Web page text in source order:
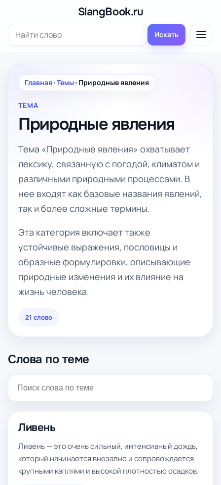
содержимому
SlangBook.ru
Поиск: Искать
Главная•Темы• Природные явления
ТЕМА
Природные явления
Тема «Природные явления» охватывает
лексику, связанную с погодой, климатом и
различными природными процессами. В
нее входят как базовые названия явлений,
так и более сложные термины.
Эта категория включает также
устойчивые выражения, пословицы и
образные формулировки, описывающие
природные изменения и их влияние на
жизнь человека.
21 слово
Слова по теме
Ливень
Ливень — это очень сильный, интенсивный дождь,
который начинается внезапно и сопровождается
крупными каплями и высокой плотностью осадков.